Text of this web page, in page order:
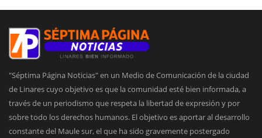
"Séptima Página Noticias" en un Medio de Comunicación de la ciudad
de Linares cuyo objetivo es que la comunidad esté bien informada, a
través de un periodismo que respeta la libertad de expresión y por
sobre todo los derechos humanos. El objetivo es aportar al desarrollo
constante del Maule sur, el que ha sido gravemente postergado